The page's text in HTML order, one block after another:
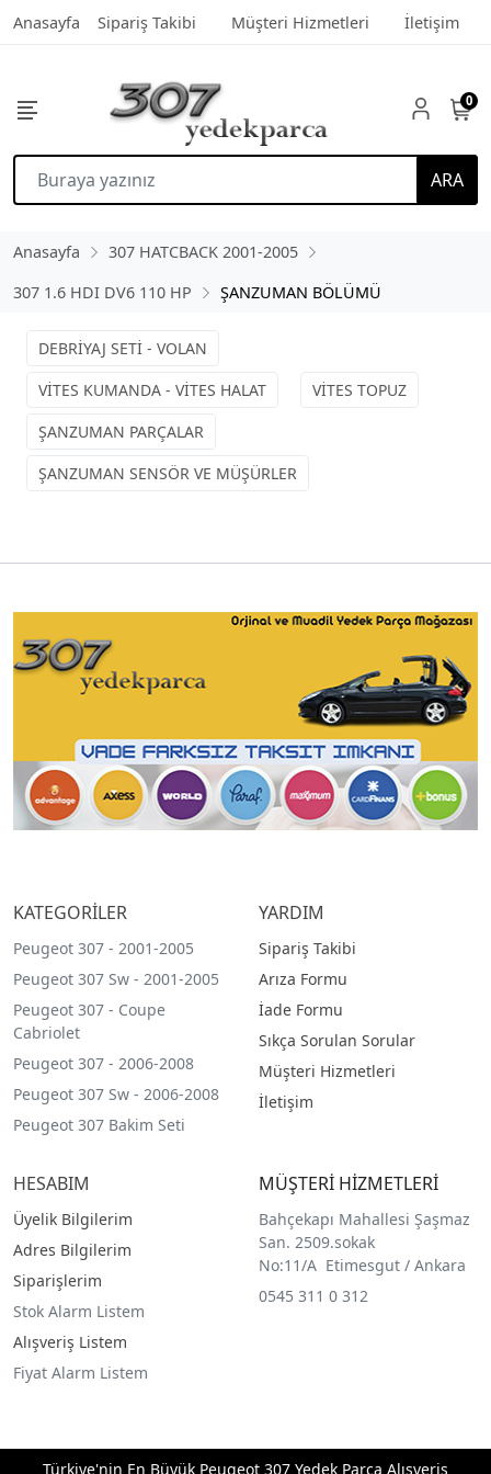
Anasayfa Sipariş Takibi Müşteri Hizmetleri İletişim
ARA
0
Anasayfa
307 HATCBACK 2001-2005
307 1.6 HDI DV6 110 HP
ŞANZUMAN BÖLÜMÜ
DEBRİYAJ SETİ - VOLAN
VİTES KUMANDA - VİTES HALAT
VİTES TOPUZ
ŞANZUMAN PARÇALAR
ŞANZUMAN SENSÖR VE MÜŞÜRLER
KATEGORİLER
Peugeot 307 - 2001-2005
Peugeot 307 Sw - 2001-2005
Peugeot 307 - Coupe
Cabriolet
Peugeot 307 - 2006-2008
Peugeot 307 Sw - 2006-2008
Peugeot 307 Bakim Seti
YARDIM
Sipariş Takibi
Arıza Formu
İade Formu
Sıkça Sorulan Sorular
Müşteri Hizmetleri
İletişim
HESABIM
Üyelik Bilgilerim
Adres Bilgilerim
Siparişlerim
Stok Alarm Listem
Alışveriş Listem
Fiyat Alarm Listem
MÜŞTERİ HİZMETLERİ
Bahçekapı Mahallesi Şaşmaz
San. 2509.sokak
No:11/A Etimesgut / Ankara
0545 311 0 312
Türkiye'nin En Büyük Peugeot 307 Yedek Parça Alışveriş